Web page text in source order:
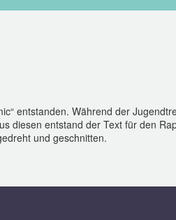
entstanden. Während der
diesen entstand der Text für den
und geschnitten.